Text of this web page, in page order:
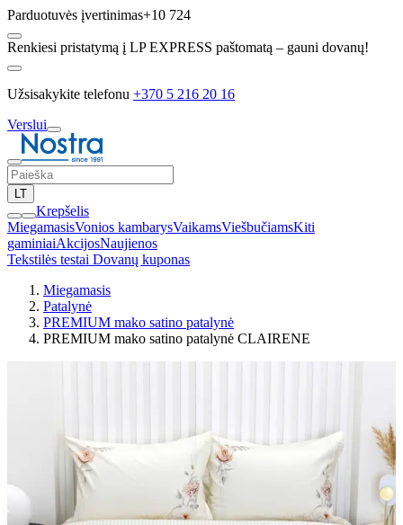
Parduotuvės įvertinimas+10 724
Renkiesi pristatymą į LP EXPRESS paštomatą – gauni dovanų!
Užsisakykite telefonu +370 5 216 20 16
Verslui
LT
Krepšelis
MiegamasisVonios kambarysVaikamsViešbučiamsKiti
gaminiaiAkcijosNaujienos
Tekstilės testai Dovanų kuponas
Miegamasis
Patalynė
PREMIUM mako satino patalynė
PREMIUM mako satino patalynė CLAIRENE